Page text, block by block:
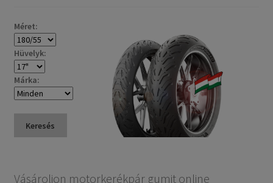
Méret:
Hüvelyk:
Márka:
Keresés
Vásároljon motorkerékpár gumit online